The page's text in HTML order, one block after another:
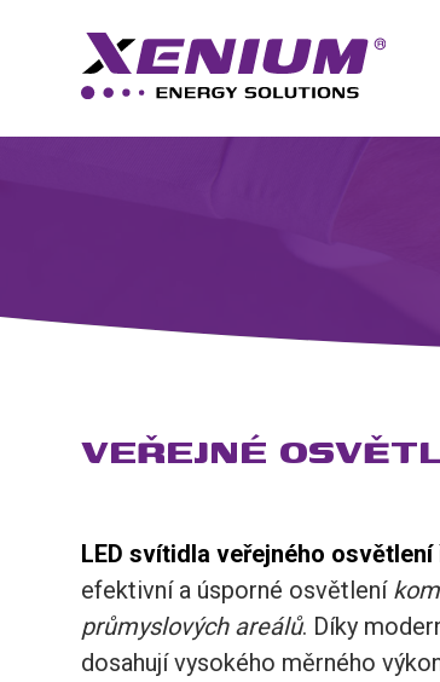
VEŘEJNÉ
LED svítidla veřejného osvětlení
efektivní a úsporné osvětlení
průmyslových areálů. Díky
dosahují vysokého měrného